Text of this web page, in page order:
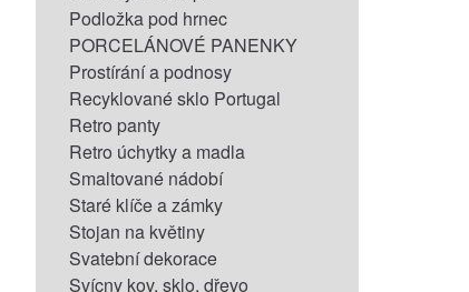
Podložka pod hrnec
PORCELÁNOVÉ PANENKY
Prostírání a podnosy
Recyklované sklo Portugal
Retro panty
Retro úchytky a madla
Smaltované nádobí
Staré klíče a zámky
Stojan na květiny
Svatební dekorace
Svícny kov, sklo, dřevo